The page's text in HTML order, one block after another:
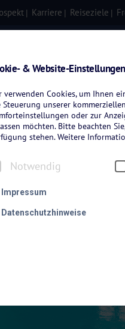
Karriere Reiseziele
& Website-Einstellungen
verwenden Cookies, um Ihnen
Steuerung unserer
oder zur
möchten. Bitte beachten
stehen. Weitere
Notwendig
Impressum
Datenschutzhinweise
Cookies sind für den Betrieb
um Ihnen unsere Dienste